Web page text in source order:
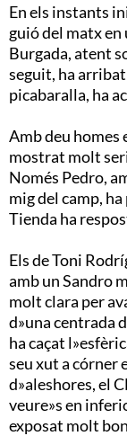
En els instants
guió del matx en
Burgada, atent
seguit, ha
picabaralla, ha
Amb deu homes
mostrat molt
Només Pedro,
mig del camp,
Tienda ha
Els de Toni
amb un Sandro
molt clara per
d»una centrada
ha caçat
seu xut a córner
d»aleshores, el
veure»s en
exposat molt